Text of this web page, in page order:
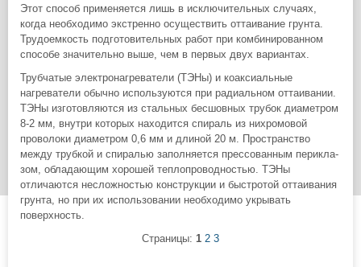
Этот способ применяется лишь в исключительных случаях,
когда необходимо экстренно осуществить оттаивание грунта.
Трудоемкость подготовительных работ при комбинированном
способе значительно выше, чем в первых двух вариантах.
Трубчатые электронагреватели (ТЭНы) и коаксиальные
нагреватели обычно используются при радиальном оттаивании.
ТЭНы изготовляются из стальных бесшовных трубок диаметром
8-2 мм, внутри которых находится спираль из нихромовой
проволоки диаметром 0,6 мм и длиной 20 м. Пространство
между трубкой и спиралью заполняется прессованным перикла-
зом, обладающим хорошей теплопроводностью. ТЭНы
отличаются несложностью конструкции и быстротой оттаивания
грунта, но при их использовании необходимо укрывать
поверхность.
Страницы: 1 2 3